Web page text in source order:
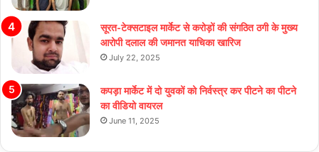
सूरत-टेक्सटाइल मार्केट से करोड़ों की संगठित ठगी के मुख्य
आरोपी दलाल की जमानत याचिका खारिज
July 22, 2025
कपड़ा मार्केट में दो युवकों को निर्वस्त्र कर पीटने का पीटने
का वीडियो वायरल
June 11, 2025